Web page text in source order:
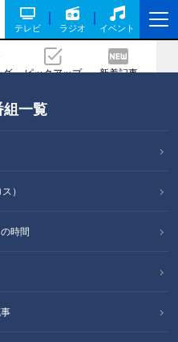
テレビ ラジオ イベント
グ ピックアップ 新着記事
組一覧
）
時間
戻る